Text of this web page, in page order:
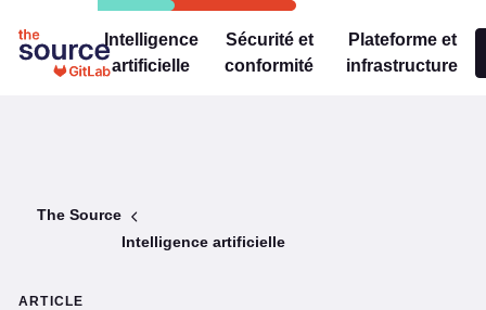
Intelligence
artificielle
Sécurité et
conformité
Plateforme et
infrastructure
The Source
Intelligence artificielle
ARTICLE